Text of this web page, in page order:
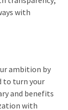
with
ambition by
to turn your
and benefits
with